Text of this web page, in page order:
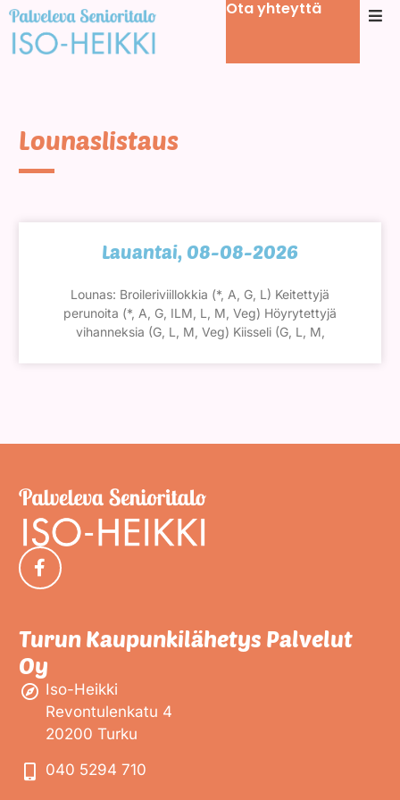
Ota yhteyttä
Lounaslistaus
Lauantai, 08-08-2026
Lounas: Broileriviillokkia (*, A, G, L) Keitettyjä
perunoita (*, A, G, ILM, L, M, Veg) Höyrytettyjä
vihanneksia (G, L, M, Veg) Kiisseli (G, L, M,
Turun Kaupunkilähetys Palvelut
Oy
Iso-Heikki
Revontulenkatu 4
20200 Turku
040 5294 710